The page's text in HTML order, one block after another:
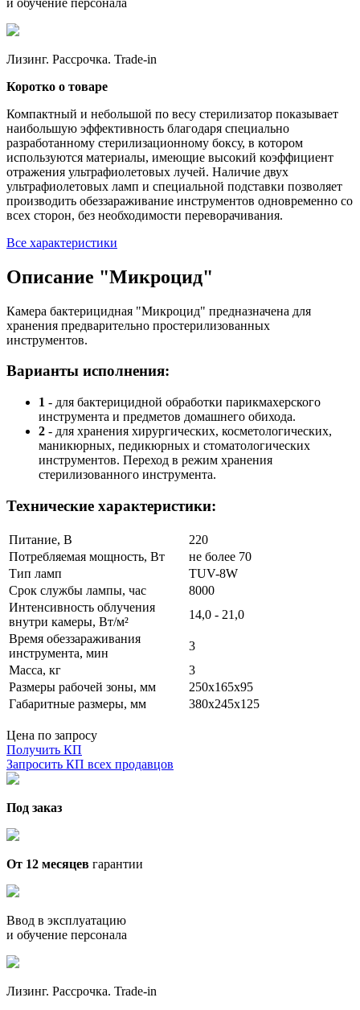
Лизинг. Рассрочка. Trade-in
Коротко о товаре
Компактный и небольшой по весу стерилизатор показывает
наибольшую эффективность благодаря специально
разработанному стерилизационному боксу, в котором
используются материалы, имеющие высокий коэффициент
отражения ультрафиолетовых лучей. Наличие двух
ультрафиолетовых ламп и специальной подставки позволяет
производить обеззараживание инструментов одновременно со
всех сторон, без необходимости переворачивания.
Все характеристики
Описание "Микроцид"
Камера бактерицидная "Микроцид" предназначена для
хранения предварительно простерилизованных
инструментов.
Варианты исполнения:
1 - для бактерицидной обработки парикмахерского
инструмента и предметов домашнего обихода.
2 - для хранения хирургических, косметологических,
маникюрных, педикюрных и стоматологических
инструментов. Переход в режим хранения
стерилизованного инструмента.
Технические характеристики:
Питание, В
220
Потребляемая мощность, Вт
не более 70
Тип ламп
TUV-8W
Срок службы лампы, час
8000
Интенсивность облучения
внутри камеры, Вт/м²
14,0 - 21,0
Время обеззараживания
инструмента, мин
3
Масса, кг
3
Размеры рабочей зоны, мм
250x165x95
Габаритные размеры, мм
380x245x125
Цена по запросу
Получить КП
Запросить КП всех продавцов
Под заказ
От 12 месяцев гарантии
Ввод в эксплуатацию
и обучение персонала
Лизинг. Рассрочка. Trade-in